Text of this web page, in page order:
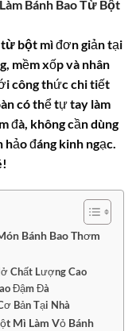
Bánh Bao Từ Bột
từ bột mìđơn giản tại
mềm xốp và nhân
công thức chi tiết
có thể tự tay làm
đà, không cần dùng
đáng kinh ngạc.
Bánh Bao Thơm
Chất Lượng Cao
Đậm Đà
Bản Tại Nhà
Mì Làm Vỏ Bánh